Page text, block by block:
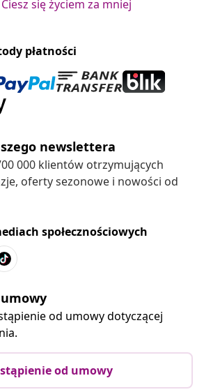
Ciesz się życiem za mniej
płatności
newslettera
000 klientów otrzymujących
oferty sezonowe i nowości od
społecznościowych
od umowy dotyczącej
od umowy